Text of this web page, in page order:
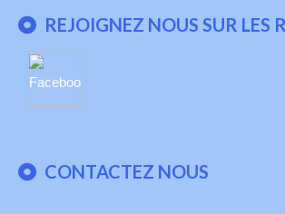
REJOIGNEZ NOUS SUR LES
CONTACTEZ NOUS